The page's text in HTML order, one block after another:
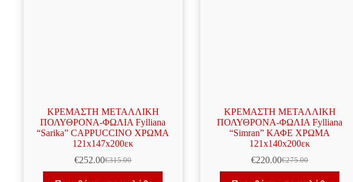
ΚΡΕΜΑΣΤΗ ΜΕΤΑΛΛΙΚΗ
ΠΟΛΥΘΡΟΝΑ-ΦΩΛΙΑ Fylliana
“Sarika” CAPPUCCINO ΧΡΩΜΑ
121x147x200εκ
€315.00
Original
€252.00Η
ΚΡΕΜΑΣΤΗ ΜΕΤΑΛΛΙΚΗ
ΠΟΛΥΘΡΟΝΑ-ΦΩΛΙΑ Fylliana
“Simran” ΚΑΦΕ ΧΡΩΜΑ
121x140x200εκ
€275.00
Original
€220.00Η